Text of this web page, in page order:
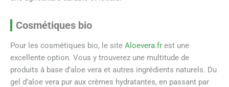
Cosmétiques bio
Pour les cosmétiques bio, le site Aloevera.fr est une
excellente option. Vous y trouverez une multitude de
produits à base d’aloe vera et autres ingrédients naturels. Du
gel d’aloe vera pur aux crèmes hydratantes, en passant par